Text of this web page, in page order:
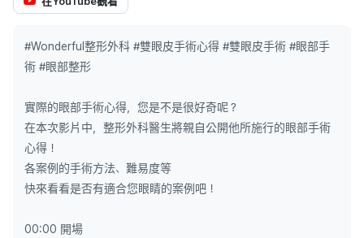
#Wonderful整形外科 #雙眼皮手術心得 #雙眼皮手術 #眼部手
術 #眼部整形
實際的眼部手術心得，您是不是很好奇呢？
在本次影片中，整形外科醫生將親自公開他所施行的眼部手術
心得！
各案例的手術方法、難易度等
快來看看是否有適合您眼睛的案例吧！
00:00 開場